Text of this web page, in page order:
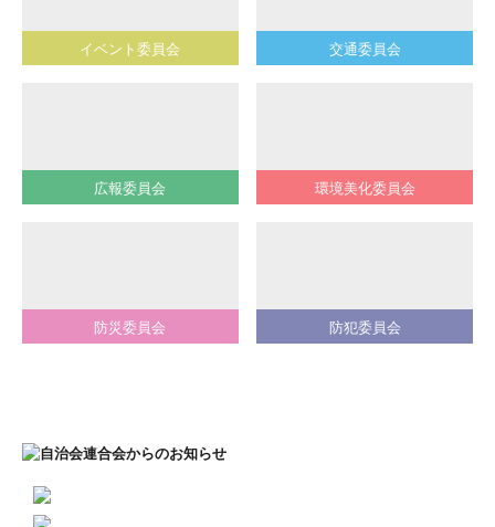
イベント委員会 交通委員会
広報委員会 環境美化委員会
防災委員会 防犯委員会